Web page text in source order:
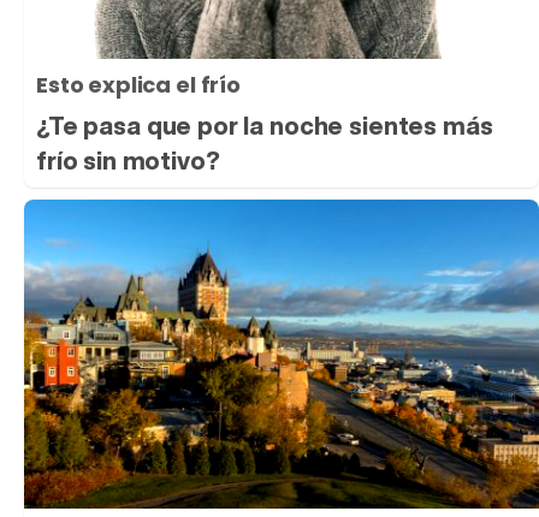
Esto explica el frío
¿Te pasa que por la noche sientes más
frío sin motivo?